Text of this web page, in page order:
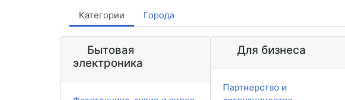
Категории Города
Бытовая
электроника
Для бизнеса
Партнерство и